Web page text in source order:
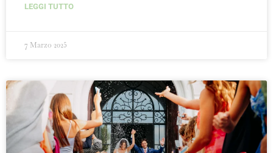
LEGGI TUTTO
7 Marzo 2025